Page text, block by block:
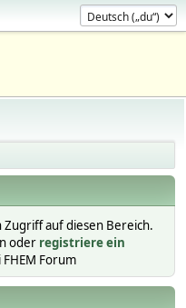
auf diesen Bereich.
oder registriere ein
FHEM Forum